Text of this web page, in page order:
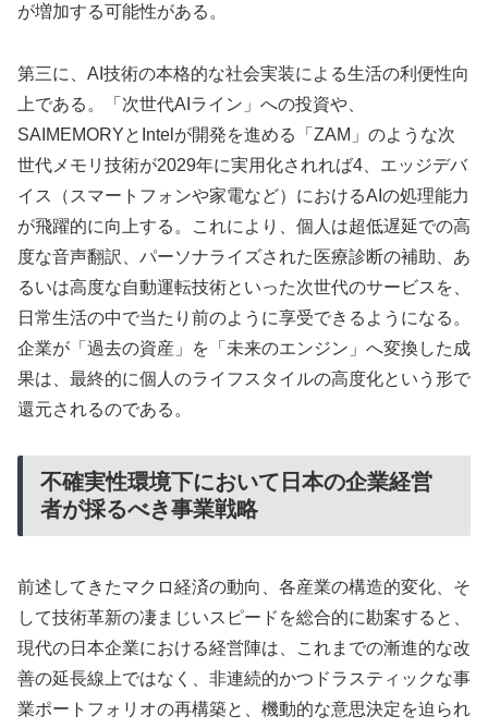
が増加する可能性がある。
第三に、AI技術の本格的な社会実装による生活の利便性向
上である。「次世代AIライン」への投資や、
SAIMEMORYとIntelが開発を進める「ZAM」のような次
世代メモリ技術が2029年に実用化されれば4、エッジデバ
イス（スマートフォンや家電など）におけるAIの処理能力
が飛躍的に向上する。これにより、個人は超低遅延での高
度な音声翻訳、パーソナライズされた医療診断の補助、あ
るいは高度な自動運転技術といった次世代のサービスを、
日常生活の中で当たり前のように享受できるようになる。
企業が「過去の資産」を「未来のエンジン」へ変換した成
果は、最終的に個人のライフスタイルの高度化という形で
還元されるのである。
不確実性環境下において日本の企業経営
者が採るべき事業戦略
前述してきたマクロ経済の動向、各産業の構造的変化、そ
して技術革新の凄まじいスピードを総合的に勘案すると、
現代の日本企業における経営陣は、これまでの漸進的な改
善の延長線上ではなく、非連続的かつドラスティックな事
業ポートフォリオの再構築と、機動的な意思決定を迫られ